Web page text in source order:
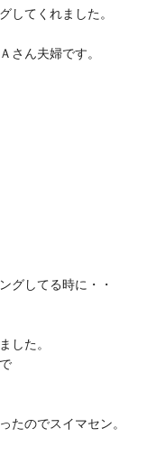
してくれました。
グしてる時に・・
した。
たのでスイマセン。